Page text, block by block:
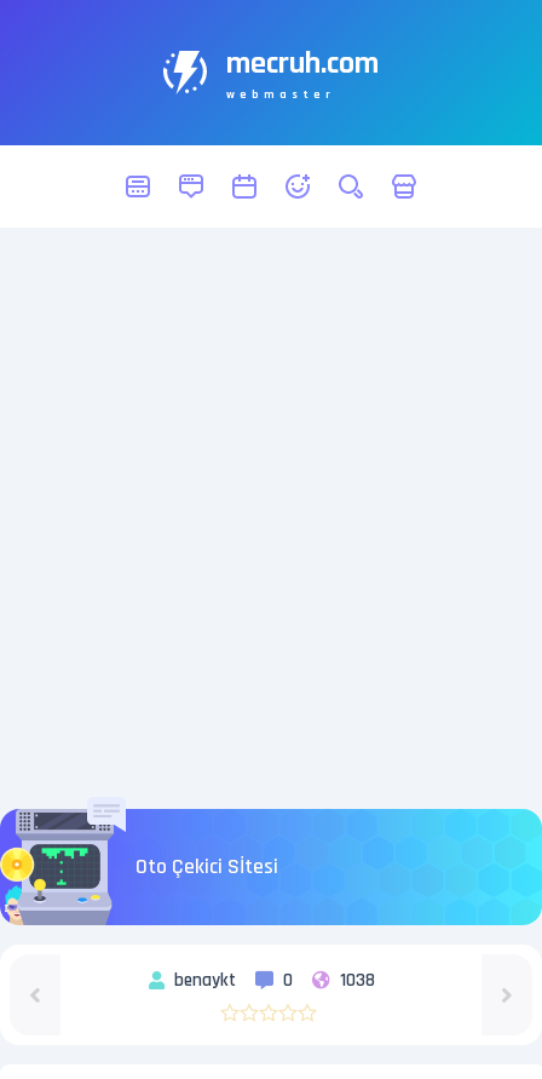
mecruh.com
webmaster
Oto Çekici Sİtesi
benaykt 0 1038